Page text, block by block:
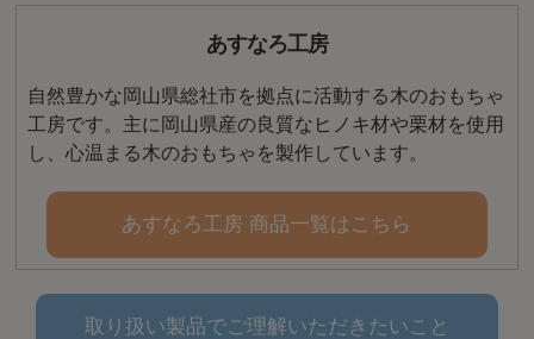
あすなろ工房
自然豊かな岡山県総社市を拠点に活動する木のおもちゃ
工房です。主に岡山県産の良質なヒノキ材や栗材を使用
し、心温まる木のおもちゃを製作しています。
あすなろ工房 商品一覧はこちら
取り扱い製品でご理解いただきたいこと